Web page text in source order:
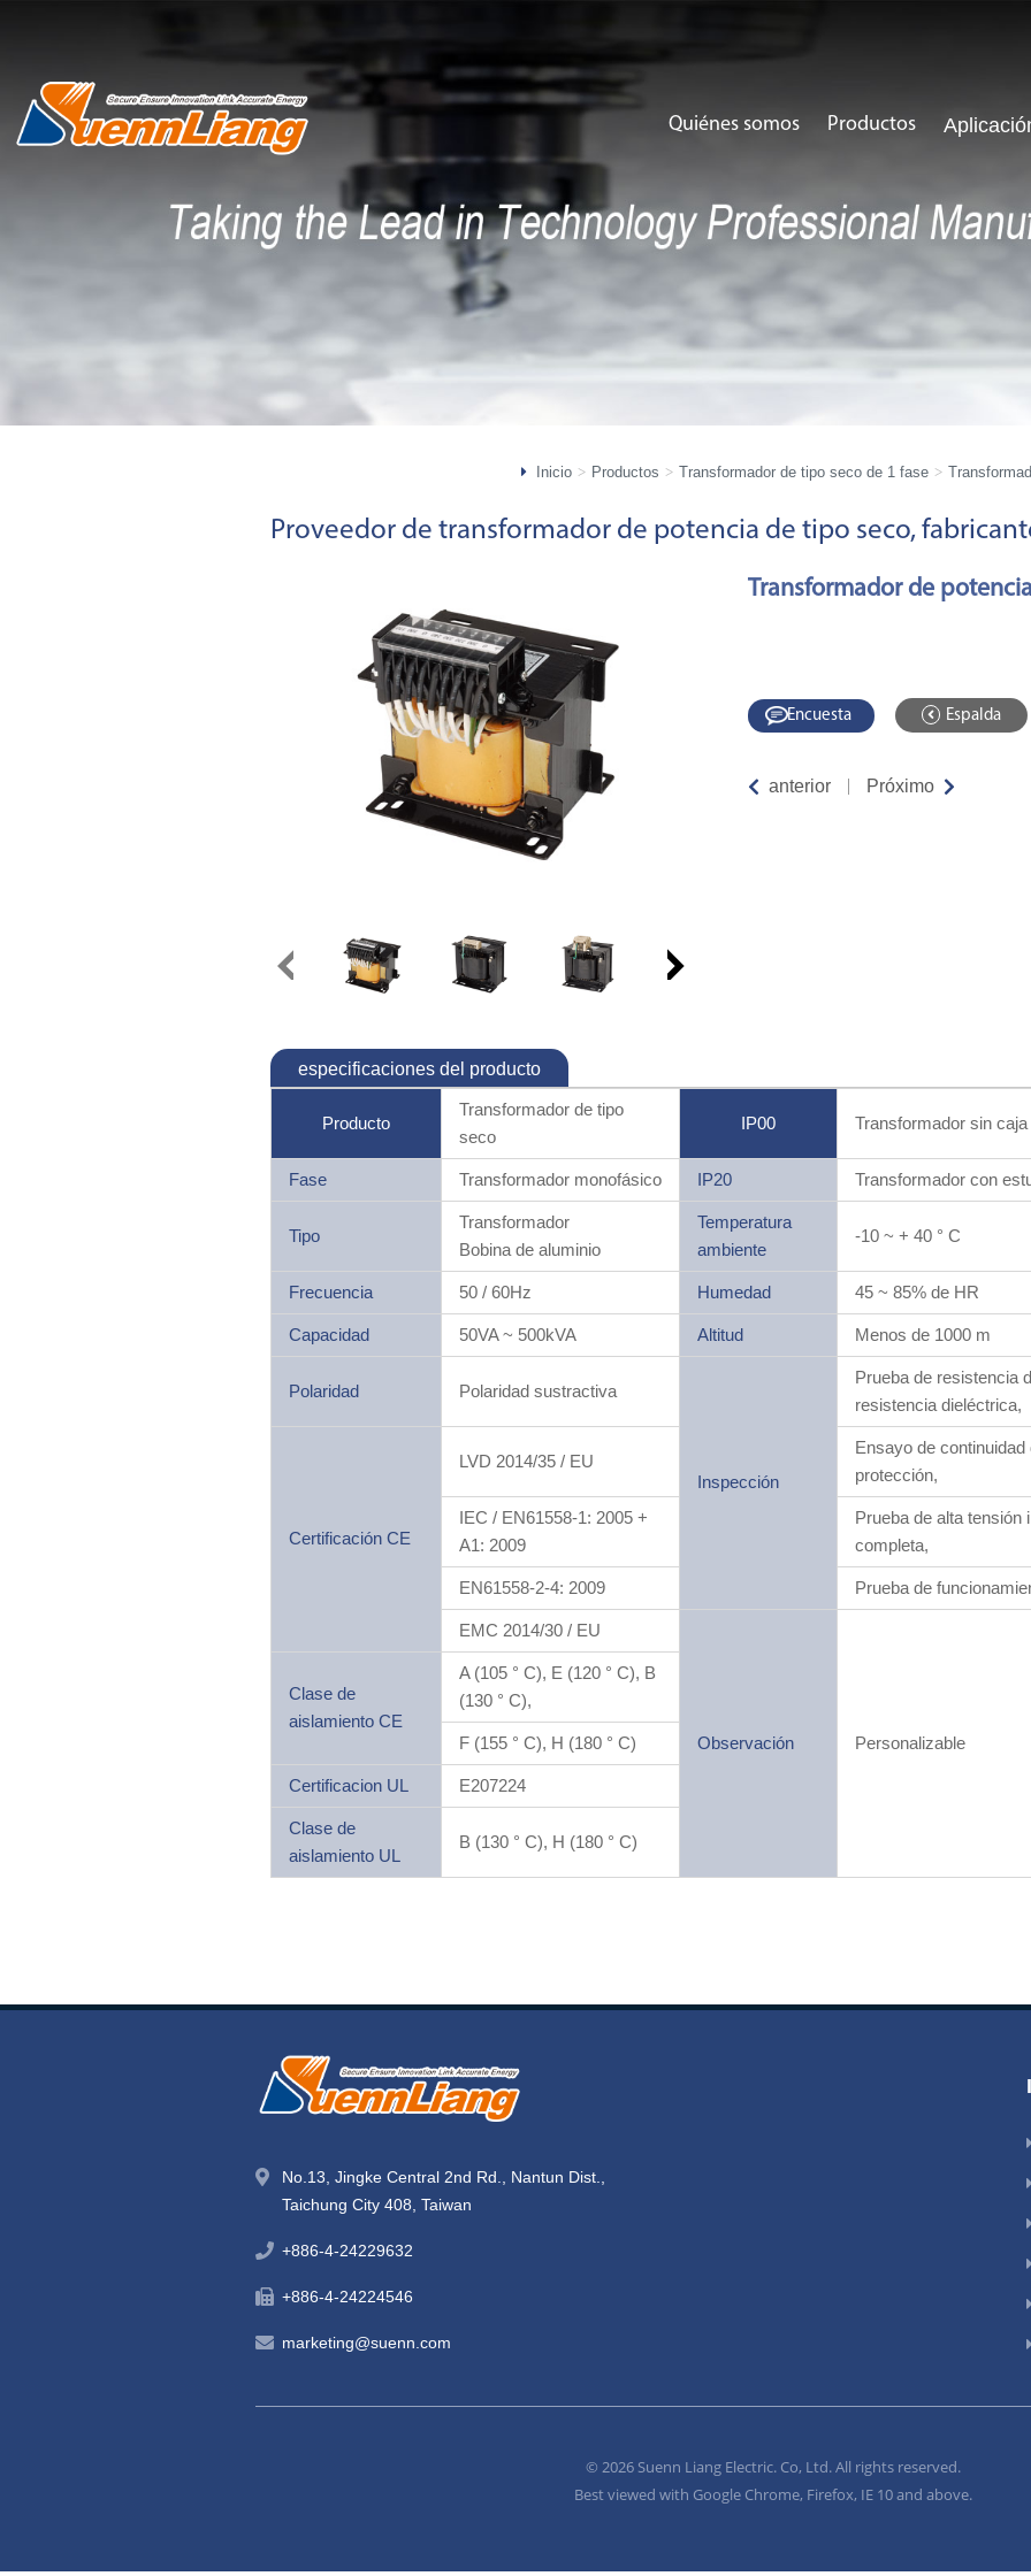
Quiénes somos Productos
Inicio Productos Transformador de tipo seco de 1 fase
Proveedor de transformador de potencia de tipo seco,
Transformador de
Encuesta Espalda
anterior Próximo
especificaciones del producto
Producto
Transformador de tipo
seco
IP00 Transformador sin caja
Fase Transformador monofásico IP20 Transformador con
Tipo
Transformador
Bobina de aluminio
Temperatura
ambiente
-10 ~ + 40 ° C
Frecuencia 50 / 60Hz Humedad 45 ~ 85% de HR
Capacidad 50VA ~ 500kVA Altitud Menos de 1000 m
Polaridad Polaridad sustractiva
Inspección
Prueba de resistencia
resistencia dieléctrica,
Certificación CE
LVD 2014/35 / EU
Ensayo de
protección,
IEC / EN61558-1: 2005 +
A1: 2009
Prueba de alta tensión
completa,
EN61558-2-4: 2009 Prueba de
EMC 2014/30 / EU
Observación Personalizable
Clase de
aislamiento CE
A (105 ° C), E (120 ° C), B
(130 ° C),
F (155 ° C), H (180 ° C)
Certificacion UL E207224
Clase de
aislamiento UL
B (130 ° C), H (180 ° C)
No.13, Jingke Central 2nd Rd., Nantun Dist.,
Taichung City 408, Taiwan
+886-4-24229632
+886-4-24224546
marketing@suenn.com
© 2026 Suenn Liang Electric. Co, Ltd. All rights reserved.
Best viewed with Google Chrome, Firefox, IE 10 and above.